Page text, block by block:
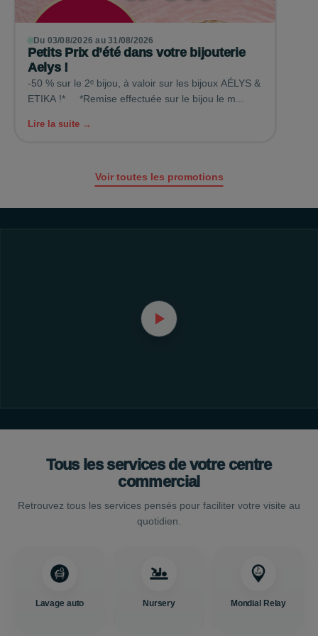
Du 03/08/2026 au 31/08/2026
Petits Prix d’été dans votre bijouterie
Aelys !
-50 % sur le 2ᵉ bijou, à valoir sur les bijoux AÉLYS &
ETIKA !* *Remise effectuée sur le bijou le m...
Lire la suite →
Voir toutes les promotions
Tous les services de votre centre
commercial
Retrouvez tous les services pensés pour faciliter votre visite au
quotidien.
Lavage auto Nursery Mondial Relay